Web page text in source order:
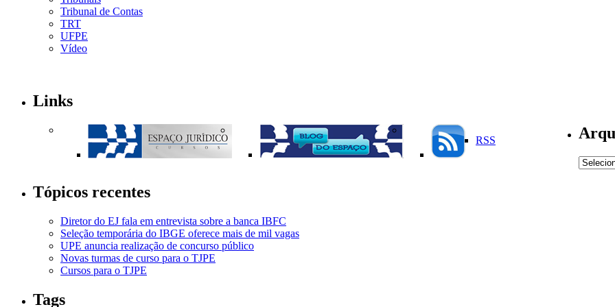
Tribunal de Contas
TRT
UFPE
Vídeo
Links
RSS
Tópicos recentes
Diretor do EJ fala em entrevista sobre a banca IBFC
Seleção temporária do IBGE oferece mais de mil vagas
UPE anuncia realização de concurso público
Novas turmas de curso para o TJPE
Cursos para o TJPE
Tags